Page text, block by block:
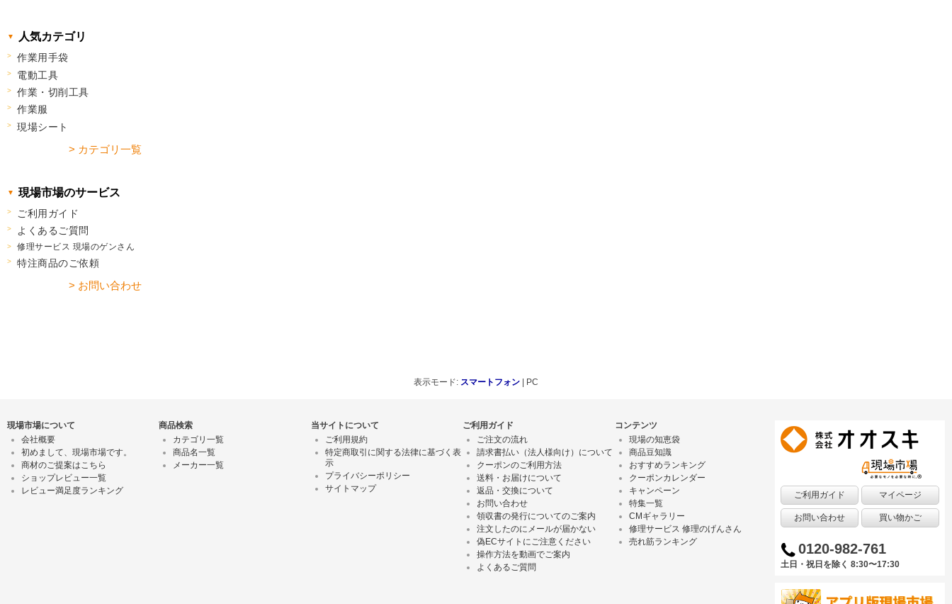
人気カテゴリ
作業用手袋
電動工具
作業・切削工具
作業服
現場シート
> カテゴリ一覧
現場市場のサービス
ご利用ガイド
よくあるご質問
修理サービス 現場のゲンさん
特注商品のご依頼
> お問い合わせ
表示モード: スマートフォン | PC
現場市場について
会社概要
初めまして、現場市場です。
商材のご提案はこちら
ショップレビュー一覧
レビュー満足度ランキング
商品検索
カテゴリ一覧
商品名一覧
メーカー一覧
当サイトについて
ご利用規約
特定商取引に関する法律に基づく表
示
プライバシーポリシー
サイトマップ
ご利用ガイド
ご注文の流れ
請求書払い（法人様向け）について
クーポンのご利用方法
送料・お届けについて
返品・交換について
お問い合わせ
領収書の発行についてのご案内
注文したのにメールが届かない
偽ECサイトにご注意ください
操作方法を動画でご案内
よくあるご質問
コンテンツ
現場の知恵袋
商品豆知識
おすすめランキング
クーポンカレンダー
キャンペーン
特集一覧
CMギャラリー
修理サービス 修理のげんさん
売れ筋ランキング
ご利用ガイド マイページ
お問い合わせ 買い物かご
0120-982-761
土日・祝日を除く 8:30〜17:30